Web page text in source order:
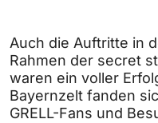
Auch die Auftritte in
Rahmen der secret
waren ein voller
Bayernzelt fanden
GRELL-Fans und